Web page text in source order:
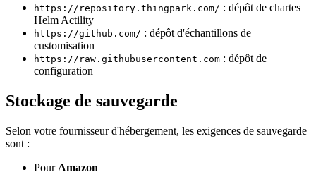
https://repository.thingpark.com/ : dépôt de chartes
Helm Actility
https://github.com/ : dépôt d'échantillons de
customisation
https://raw.githubusercontent.com : dépôt de
configuration
Stockage de sauvegarde
Selon votre fournisseur d'hébergement, les exigences de sauvegarde
sont :
Pour Amazon